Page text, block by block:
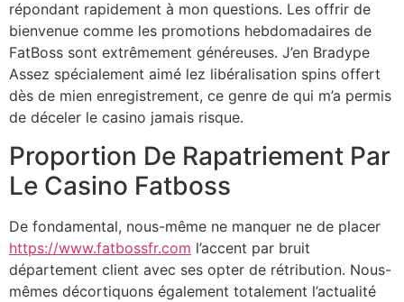
répondant rapidement à mon questions. Les offrir de
bienvenue comme les promotions hebdomadaires de
FatBoss sont extrêmement généreuses. J’en Bradype
Assez spécialement aimé lez libéralisation spins offert
dès de mien enregistrement, ce genre de qui m’a permis
de déceler le casino jamais risque.
Proportion De Rapatriement Par
Le Casino Fatboss
De fondamental, nous-même ne manquer ne de placer
https://www.fatbossfr.com l’accent par bruit
département client avec ses opter de rétribution. Nous-
mêmes décortiquons également totalement l’actualité